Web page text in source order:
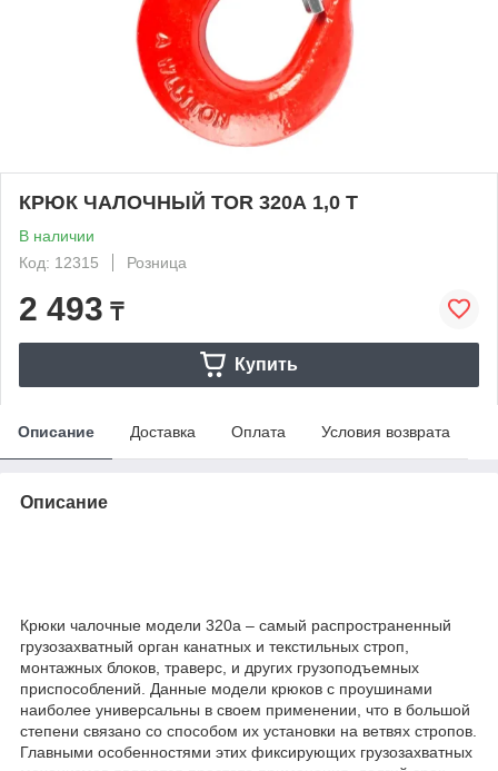
КРЮК ЧАЛОЧНЫЙ TOR 320А 1,0 Т
В наличии
Код: 12315
Розница
2 493 ₸
Купить
Описание Доставка Оплата Условия возврата
Описание
Крюки чалочные модели 320а – самый распространенный
грузозахватный орган канатных и текстильных строп,
монтажных блоков, траверс, и других грузоподъемных
приспособлений. Данные модели крюков с проушинами
наиболее универсальны в своем применении, что в большой
степени связано со способом их установки на ветвях стропов.
Главными особенностями этих фиксирующих грузозахватных